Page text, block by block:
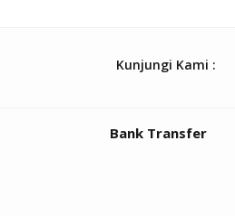
Kunjungi Kami :
Bank Transfer